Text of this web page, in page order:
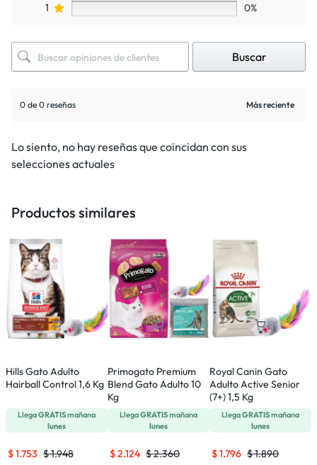
1
0%
Buscar
0 de 0 reseñas
Lo siento, no hay reseñas que coincidan con sus
selecciones actuales
Productos similares
Hills Gato Adulto
Hairball Control 1,6 Kg
LlegaGRATISmañana
lunes
$1.948
$1.753
Primogato Premium
Blend Gato Adulto 10
Kg
LlegaGRATISmañana
lunes
$2.360
$2.124
Royal Canin Gato
Adulto Active Senior
(7+) 1,5 Kg
LlegaGRATISmañana
lunes
$1.890
$1.796